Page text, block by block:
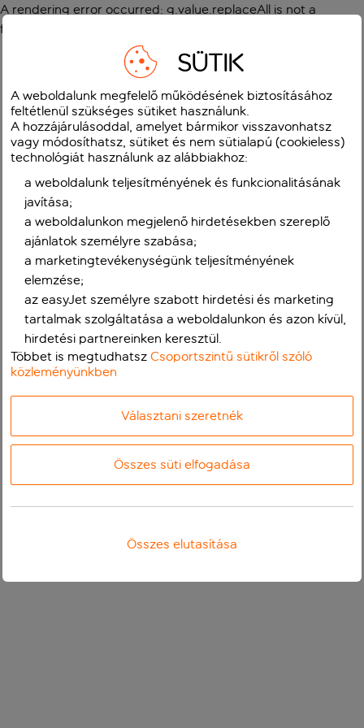
A rendering error occurred: g.value.replaceAll is not a
function
SÜTIK
A weboldalunk megfelelő működésének biztosításához
feltétlenül szükséges sütiket használunk.
A hozzájárulásoddal, amelyet bármikor visszavonhatsz
vagy módosíthatsz, sütiket és nem sütialapú (cookieless)
technológiát használunk az alábbiakhoz:
a weboldalunk teljesítményének és funkcionalitásának
javítása;
a weboldalunkon megjelenő hirdetésekben szereplő
ajánlatok személyre szabása;
a marketingtevékenységünk teljesítményének
elemzése;
az easyJet személyre szabott hirdetési és marketing
tartalmak szolgáltatása a weboldalunkon és azon kívül,
hirdetési partnereinken keresztül.
Többet is megtudhatszCsoportszintű sütikről szóló
közleményünkben
Választani szeretnék
Összes süti elfogadása
Összes elutasítása